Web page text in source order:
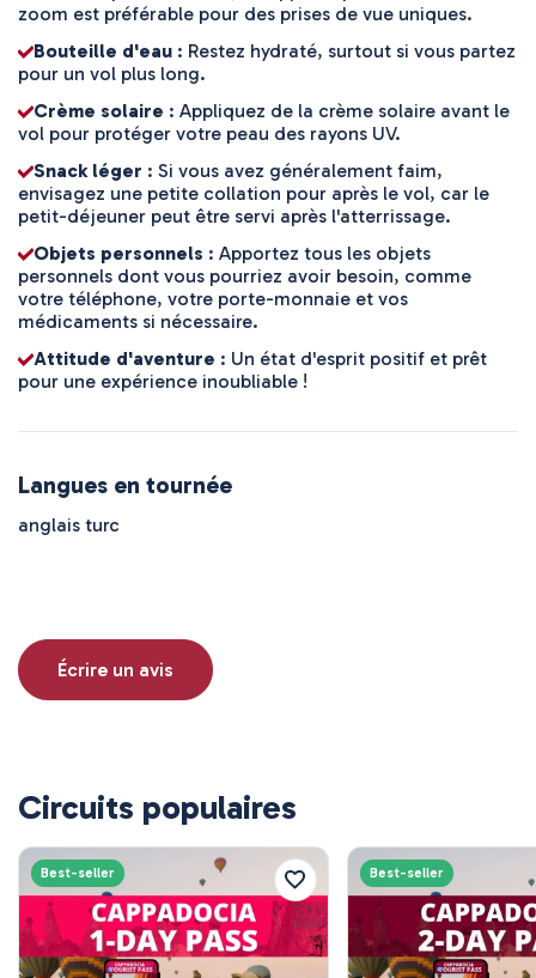
zoom est préférable pour des prises de vue uniques.
Bouteille d'eau : Restez hydraté, surtout si vous partez
pour un vol plus long.
Crème solaire : Appliquez de la crème solaire avant le
vol pour protéger votre peau des rayons UV.
Snack léger : Si vous avez généralement faim,
envisagez une petite collation pour après le vol, car le
petit-déjeuner peut être servi après l'atterrissage.
Objets personnels : Apportez tous les objets
personnels dont vous pourriez avoir besoin, comme
votre téléphone, votre porte-monnaie et vos
médicaments si nécessaire.
Attitude d'aventure : Un état d'esprit positif et prêt
pour une expérience inoubliable !
Langues en tournée
anglais turc
Écrire un avis
Circuits populaires
Best-seller Best-seller